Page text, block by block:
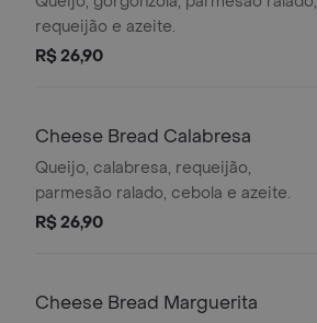
requeijão e azeite.
R$ 26,90
Cheese Bread Calabresa
Queijo, calabresa, requeijão,
parmesão ralado, cebola e azeite.
R$ 26,90
Cheese Bread Marguerita